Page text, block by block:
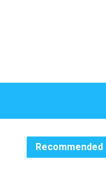
Recommended